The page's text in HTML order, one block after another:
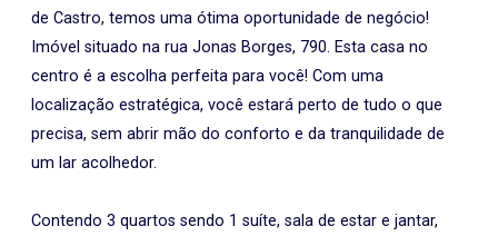
de Castro, temos uma ótima oportunidade de negócio!
Imóvel situado na rua Jonas Borges, 790. Esta casa no
centro é a escolha perfeita para você! Com uma
localização estratégica, você estará perto de tudo o que
precisa, sem abrir mão do conforto e da tranquilidade de
um lar acolhedor.
Contendo 3 quartos sendo 1 suíte, sala de estar e jantar,